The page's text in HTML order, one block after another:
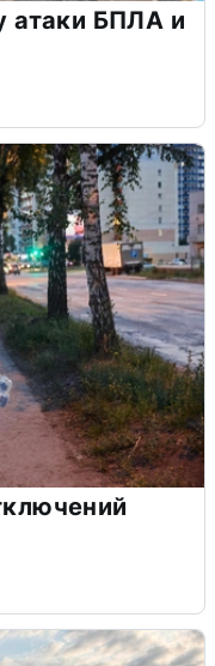
атаки БПЛА и